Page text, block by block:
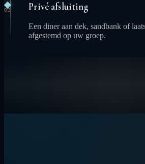
03 Privé afsluiting
Een diner aan dek, sandbank of
afgestemd op uw groep.